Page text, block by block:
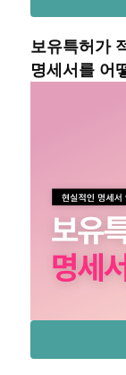
보유특허가
명세서를 어